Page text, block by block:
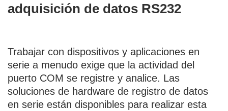
adquisición de datos RS232
Trabajar con dispositivos y aplicaciones en
serie a menudo exige que la actividad del
puerto COM se registre y analice. Las
soluciones de hardware de registro de datos
en serie están disponibles para realizar esta